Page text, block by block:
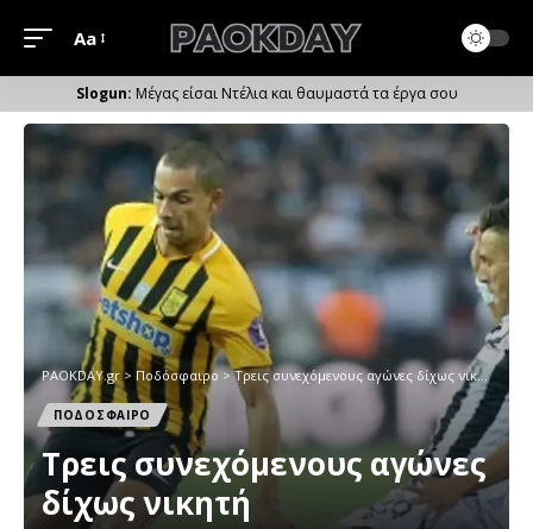
Μέγεθος
Γραμματοσειράς
Aa
Μέγας είσαι Ντέλια και θαυμαστά τα έργα σου
PAOKDAY.gr> Ποδόσφαιρο >Τρεις συνεχόμενους αγώνες δίχως νικητή
ΠΟΔΟΣΦΑΙΡΟ
Τρεις συνεχόμενους αγώνες
δίχως νικητή